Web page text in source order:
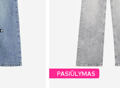
PASIŪLYMAS